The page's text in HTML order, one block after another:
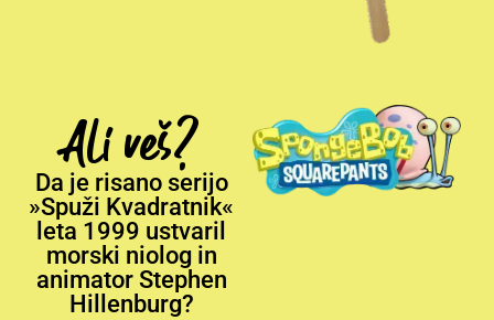
Ali veš?
Da je risano serijo
»Spuži Kvadratnik«
leta 1999 ustvaril
morski niolog in
animator Stephen
Hillenburg?